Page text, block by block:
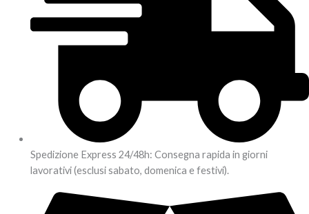
Spedizione Express 24/48h: Consegna rapida in giorni
lavorativi (esclusi sabato, domenica e festivi).